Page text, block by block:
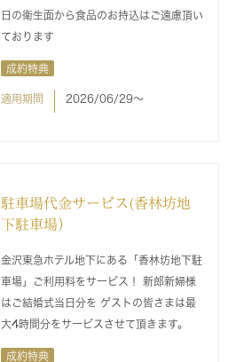
日の衛生面から食品のお持込はご遠慮頂い
ております
成約特典
適用期間 2026/06/29〜
駐車場代金サービス(香林坊地
下駐車場）
金沢東急ホテル地下にある「香林坊地下駐
車場」ご利用料をサービス！ 新郎新婦様
はご結婚式当日分を ゲストの皆さまは最
大4時間分をサービスさせて頂きます。
成約特典